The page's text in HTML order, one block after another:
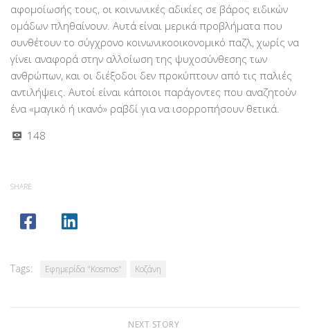
αφομοίωσής τους, οι κοινωνικές αδικίες σε βάρος ειδικών
ομάδων πληθαίνουν. Αυτά είναι μερικά προβλήματα που
συνθέτουν το σύγχρονο κοινωνικοοικονομικό παζλ, χωρίς να
γίνει αναφορά στην αλλοίωση της ψυχοσύνθεσης των
ανθρώπων, και οι διέξοδοι δεν προκύπτουν από τις παλιές
αντιλήψεις. Αυτοί είναι κάποιοι παράγοντες που αναζητούν
ένα «μαγικό ή ικανό» ραβδί για να ισορροπήσουν θετικά.
148
SHARE
Tags: Εφημερίδα "Kosmos" Κοζάνη
NEXT STORY